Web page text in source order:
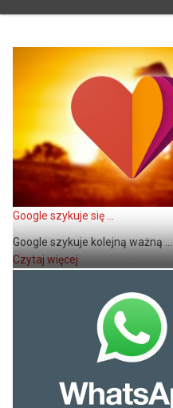
Google szykuje się ...
Google szykuje kolejną ważną ...
Czytaj więcej